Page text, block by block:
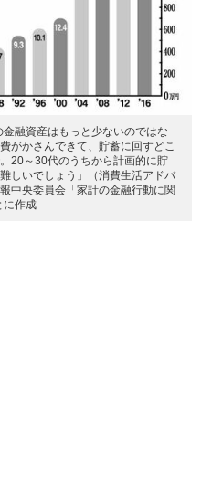
金融資産はもっと少ないのではな
がかさんできて、貯蓄に回すどこ
20～30代のうちから計画的に貯
しいでしょう」（消費生活アドバ
中央委員会「家計の金融行動に関
に作成